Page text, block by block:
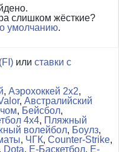
слишком жёсткие?
умолчанию.
или ставки с
, Аэрохоккей 2x2,
, Австралийский
, Бейсбол,
4x4, Пляжный
волейбол, Боулз,
, ЧГК, Counter-Strike,
, Dota, Е-Баскетбол, Е-